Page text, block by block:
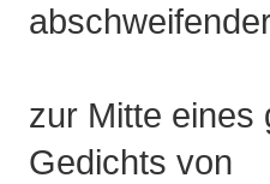
zur Mitte eines
Gedichts von